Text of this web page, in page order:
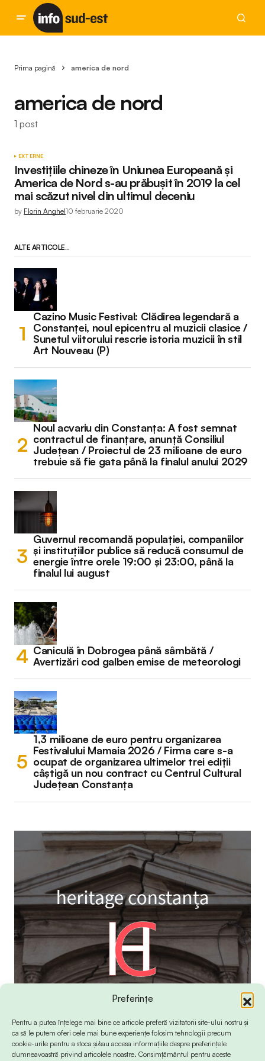
Preferințe
Pentru a putea înțelege mai bine ce articole preferă vizitatorii site-ului nostru și
ca să le putem oferi cele mai bune experiențe folosim tehnologii precum
cookie-urile pentru a stoca și/sau accesa informațiile despre preferințele
dumneavoastră privind articolele noastre. Consimțământul pentru aceste
Prima pagină america de nord
america de nord
1 post
EXTERNE
Investiţiile chineze în Uniunea Europeană şi
America de Nord s-au prăbuşit în 2019 la cel
mai scăzut nivel din ultimul deceniu
by Florin Anghel10 februarie 2020
ALTE ARTICOLE...
Cazino Music Festival: Clădirea legendară a
Constanței, noul epicentru al muzicii clasice /
Sunetul viitorului rescrie istoria muzicii în stil
Art Nouveau (P)
Noul acvariu din Constanța: A fost semnat
contractul de finanțare, anunță Consiliul
Județean / Proiectul de 23 milioane de euro
trebuie să fie gata până la finalul anului 2029
Guvernul recomandă populației, companiilor
și instituțiilor publice să reducă consumul de
energie între orele 19:00 și 23:00, până la
finalul lui august
Caniculă în Dobrogea până sâmbătă /
Avertizări cod galben emise de meteorologi
1,3 milioane de euro pentru organizarea
Festivalului Mamaia 2026 / Firma care s-a
ocupat de organizarea ultimelor trei ediții
câștigă un nou contract cu Centrul Cultural
Județean Constanța